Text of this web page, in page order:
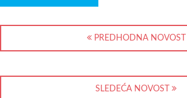
PREDHODNA NOVOST
SLEDEĆA NOVOST